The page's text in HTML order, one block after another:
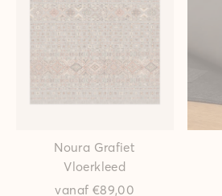
Noura Grafiet
Vloerkleed
vanaf €89,00